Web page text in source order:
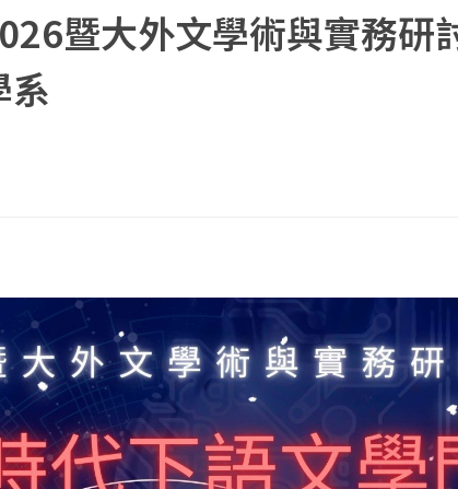
暨大外文學術與實務研
系